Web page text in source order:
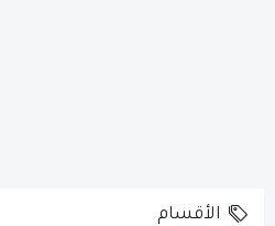
الأقسام